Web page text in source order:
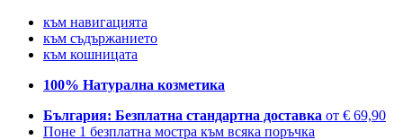
към навигацията
към съдържанието
към кошницата
100% Натурална козметика
България: Безплатна стандартна доставка от € 69,90
Поне 1 безплатна мостра към всяка поръчка